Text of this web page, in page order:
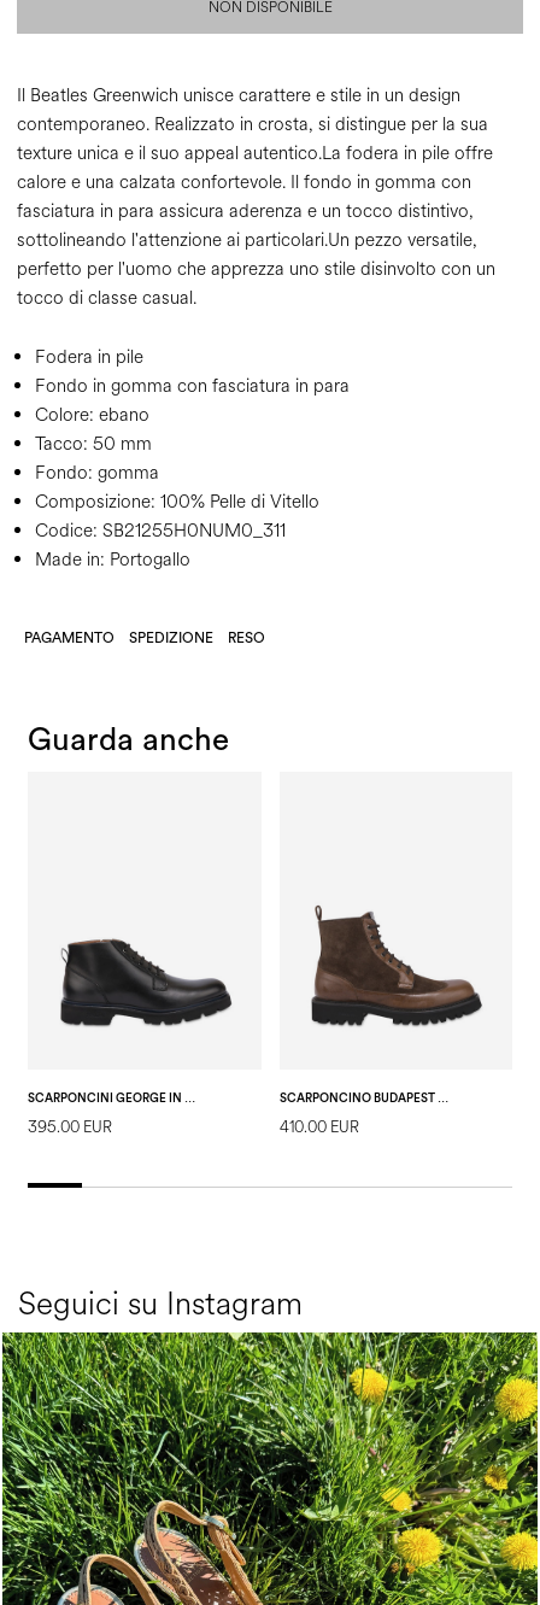
NON DISPONIBILE
Il Beatles Greenwich unisce carattere e stile in un design
contemporaneo. Realizzato in crosta, si distingue per la sua
texture unica e il suo appeal autentico.La fodera in pile offre
calore e una calzata confortevole. Il fondo in gomma con
fasciatura in para assicura aderenza e un tocco distintivo,
sottolineando l'attenzione ai particolari.Un pezzo versatile,
perfetto per l'uomo che apprezza uno stile disinvolto con un
tocco di classe casual.
Fodera in pile
Fondo in gomma con fasciatura in para
Colore: ebano
Tacco: 50 mm
Fondo: gomma
Composizione: 100% Pelle di Vitello
Codice: SB21255H0NUM0_311
Made in: Portogallo
PAGAMENTO SPEDIZIONE RESO
Guarda anche
SCARPONCINI GEORGE IN VITELLO NERO
395.00 EUR
SCARPONCINO BUDAPEST IN CROSTA T.MORO/T.MORO
410.00 EUR
Seguici su Instagram